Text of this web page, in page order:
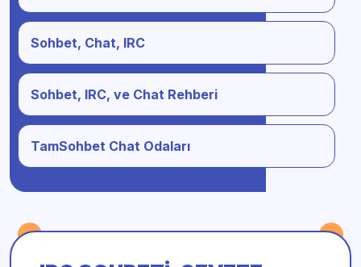
Sohbet, Chat, IRC
Sohbet, IRC, ve Chat Rehberi
TamSohbet Chat Odaları